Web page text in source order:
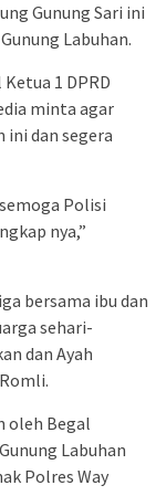
Gunung Sari ini
Labuhan.
1 DPRD
minta agar
ini dan segera
Polisi
nya,”
bersama ibu dan
sehari-
dan Ayah
oleh Begal
Labuhan
Polres Way